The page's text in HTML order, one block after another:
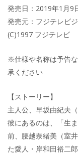
発売日：2019年1月9
発売元：フジテレビ
(C)1997 フジテレビ
※仕様や名称は予告
承ください
【ストーリー】
主人公、早坂由紀夫
彼にあるのは、「生
前、腰越奈緒美（室
た愛人・岸和田裕二